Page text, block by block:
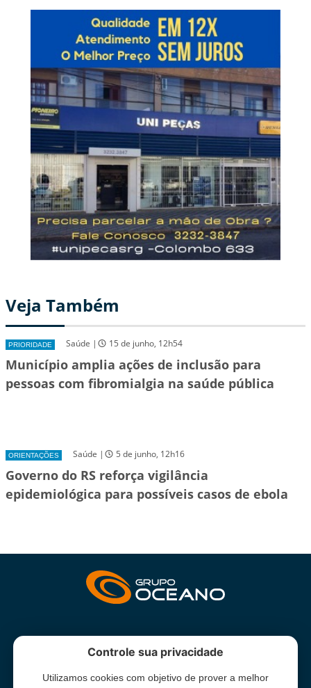
Veja Também
PRIORIDADE Saúde | 15 de junho, 12h54
Município amplia ações de inclusão para
pessoas com fibromialgia na saúde pública
ORIENTAÇÕES Saúde | 5 de junho, 12h16
Governo do RS reforça vigilância
epidemiológica para possíveis casos de ebola
INSTITUCIONAL
Grupo Oceano - Todos direitos reservados -
Controle sua privacidade
Utilizamos cookies com objetivo de prover a melhor